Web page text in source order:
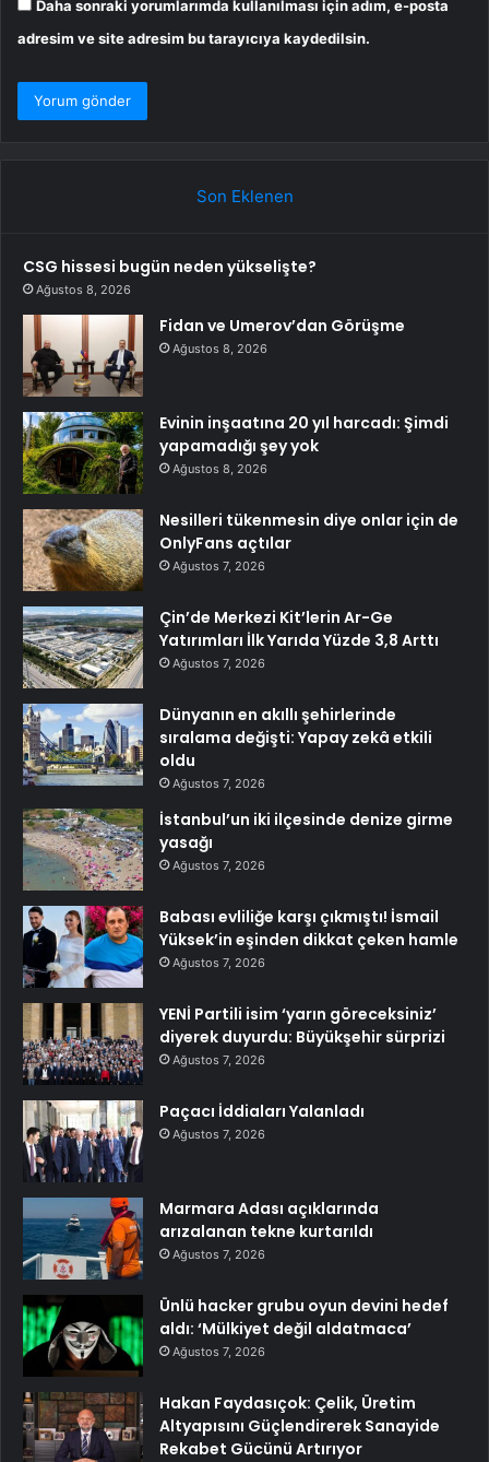
Daha sonraki yorumlarımda kullanılması için adım, e-posta
adresim ve site adresim bu tarayıcıya kaydedilsin.
Son Eklenen
CSG hissesi bugün neden yükselişte?
Ağustos 8, 2026
Fidan ve Umerov’dan Görüşme
Ağustos 8, 2026
Evinin inşaatına 20 yıl harcadı: Şimdi
yapamadığı şey yok
Ağustos 8, 2026
Nesilleri tükenmesin diye onlar için de
OnlyFans açtılar
Ağustos 7, 2026
Çin’de Merkezi Kit’lerin Ar-Ge
Yatırımları İlk Yarıda Yüzde 3,8 Arttı
Ağustos 7, 2026
Dünyanın en akıllı şehirlerinde
sıralama değişti: Yapay zekâ etkili
oldu
Ağustos 7, 2026
İstanbul’un iki ilçesinde denize girme
yasağı
Ağustos 7, 2026
Babası evliliğe karşı çıkmıştı! İsmail
Yüksek’in eşinden dikkat çeken hamle
Ağustos 7, 2026
YENİ Partili isim ‘yarın göreceksiniz’
diyerek duyurdu: Büyükşehir sürprizi
Ağustos 7, 2026
Paçacı İddiaları Yalanladı
Ağustos 7, 2026
Marmara Adası açıklarında
arızalanan tekne kurtarıldı
Ağustos 7, 2026
Ünlü hacker grubu oyun devini hedef
aldı: ‘Mülkiyet değil aldatmaca’
Ağustos 7, 2026
Hakan Faydasıçok: Çelik, Üretim
Altyapısını Güçlendirerek Sanayide
Rekabet Gücünü Artırıyor